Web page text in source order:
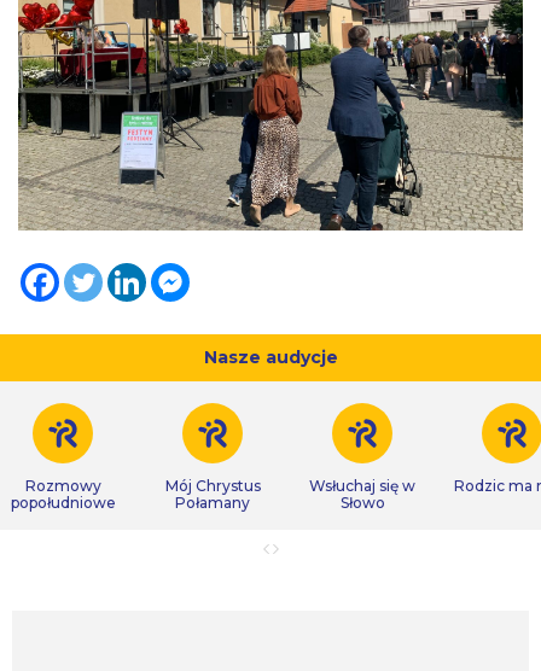
Nasze audycje
Rozmowy
popołudniowe
Mój Chrystus
Połamany
Wsłuchaj się w
Słowo
Rodzic ma